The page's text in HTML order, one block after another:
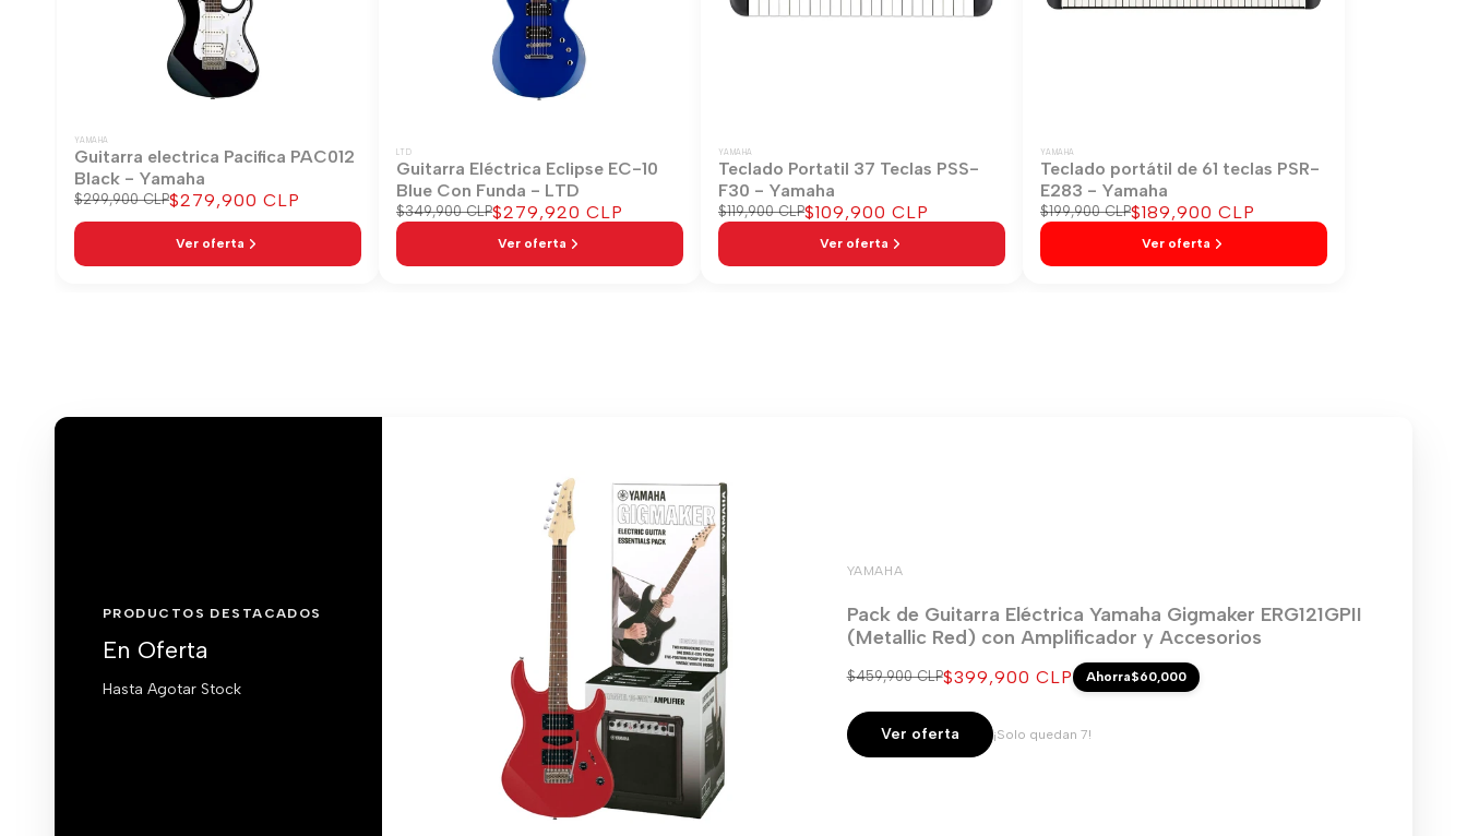
YAMAHA
Guitarra electrica Pacifica PAC012
Black - Yamaha
Precio
$299,900 CLPPrecio
de
venta
$279,900 CLP
Ver oferta
LTD
Guitarra Eléctrica Eclipse EC-10
Blue Con Funda - LTD
Precio
regular
$349,900 CLPPrecio
venta
$279,920 CLP
Ver oferta
YAMAHA
Teclado Portatil 37 Teclas PSS-
F30 - Yamaha
Precio
regular
$119,900 CLPPrecio
venta
$109,900 CLP
Ver oferta
YAMAHA
Teclado portátil de 61 teclas PSR-
E283 - Yamaha
Precio
regular
$199,900 CLPPrecio
venta
$189,900 CLP
Ver oferta
PRODUCTOS DESTACADOS
En Oferta
Hasta Agotar Stock
YAMAHA
Pack de Guitarra Eléctrica Yamaha Gigmaker ERG121GPII
(Metallic Red) con Amplificador y Accesorios
Precio
$459,900 CLPPrecio
venta
$399,900 CLP Ahorra$60,000
Ver oferta ¡Solo quedan 7!